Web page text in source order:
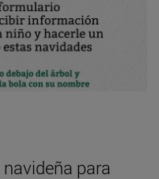
para